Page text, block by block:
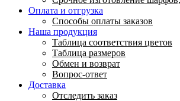
Оплата и отгрузка
Способы оплаты заказов
Наша продукция
Таблица соответствия цветов
Таблица размеров
Обмен и возврат
Вопрос-ответ
Доставка
Отследить заказ